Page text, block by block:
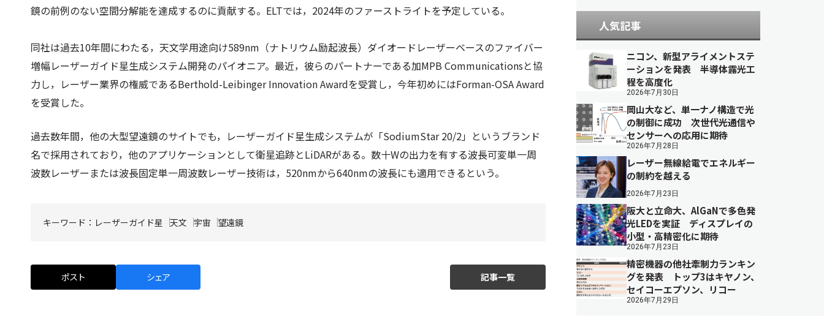
鏡の前例のない空間分解能を達成するのに貢献する。ELTでは，2024年のファーストライトを予定している。
同社は過去10年間にわたる，天文学用途向け589nm（ナトリウム励起波長）ダイオードレーザーベースのファイバー
増幅レーザーガイド星生成システム開発のパイオニア。最近，彼らのパートナーである加MPB Communicationsと協
力し，レーザー業界の権威であるBerthold-Leibinger Innovation Awardを受賞し，今年初めにはForman-OSA Award
を受賞した。
過去数年間，他の大型望遠鏡のサイトでも，レーザーガイド星生成システムが「SodiumStar 20/2」というブランド
名で採用されており，他のアプリケーションとして衛星追跡とLiDARがある。数十Wの出力を有する波長可変単一周
波数レーザーまたは波長固定単一周波数レーザー技術は，520nmから640nmの波長にも適用できるという。
キーワード： レーザーガイド星 天文 宇宙 望遠鏡
ポスト シェア 記事一覧
人気記事
ニコン、新型アライメントステ
ーションを発表 半導体露光工
程を高度化
2026年7月30日
岡山大など、単一ナノ構造で光
の制御に成功 次世代光通信や
センサーへの応用に期待
2026年7月28日
レーザー無線給電でエネルギー
の制約を越える
2026年7月23日
阪大と立命大、AlGaNで多色発
光LEDを実証 ディスプレイの
小型・高精密化に期待
2026年7月23日
精密機器の他社牽制力ランキン
グを発表 トップ3はキヤノン、
セイコーエプソン、リコー
2026年7月29日